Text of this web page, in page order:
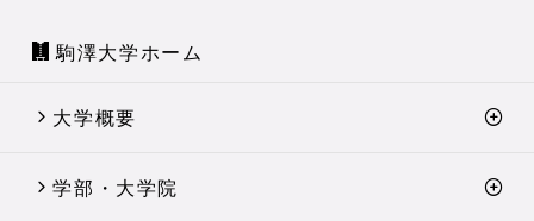
駒澤大学ホーム
大学概要
学部・大学院